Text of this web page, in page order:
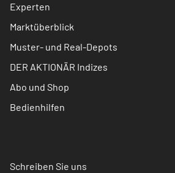
Experten
Marktüberblick
Muster- und Real-Depots
DER AKTIONÄR Indizes
Abo und Shop
Bedienhilfen
Schreiben Sie uns